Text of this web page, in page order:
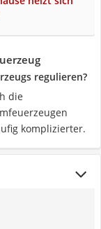
regulieren?
die
komplizierter.